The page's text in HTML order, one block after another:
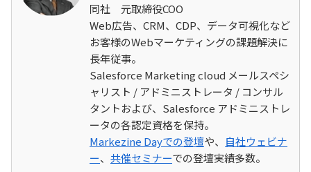
同社 元取締役COO
Web広告、CRM、CDP、データ可視化など
お客様のWebマーケティングの課題解決に
長年従事。
Salesforce Marketing cloud メールスペシ
ャリスト / アドミニストレータ / コンサル
タントおよび、Salesforce アドミニストレ
ータの各認定資格を保持。
Markezine Dayでの登壇や、 自社ウェビナ
ー、共催セミナーでの登壇実績多数。